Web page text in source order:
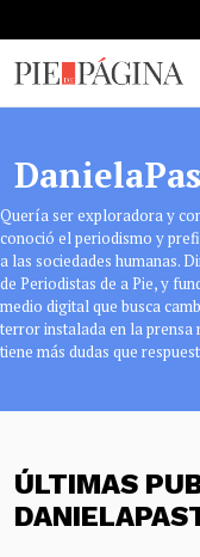
Quería ser exploradora y
conoció el periodismo y
a las sociedades humanas.
de Periodistas de a Pie, y
medio digital que busca
terror instalada en la prensa
tiene más dudas que
ÚLTIMAS